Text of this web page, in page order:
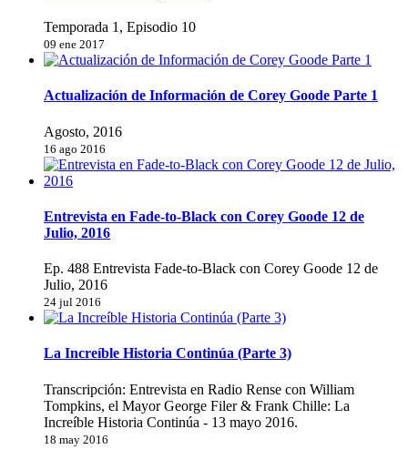
Temporada 1, Episodio 10
09 ene 2017
Actualización de Información de Corey Goode Parte 1
Agosto, 2016
16 ago 2016
Entrevista en Fade-to-Black con Corey Goode 12 de
Julio, 2016
Ep. 488 Entrevista Fade-to-Black con Corey Goode 12 de
Julio, 2016
24 jul 2016
La Increíble Historia Continúa (Parte 3)
Transcripción: Entrevista en Radio Rense con William
Tompkins, el Mayor George Filer & Frank Chille: La
Increíble Historia Continúa - 13 mayo 2016.
18 may 2016